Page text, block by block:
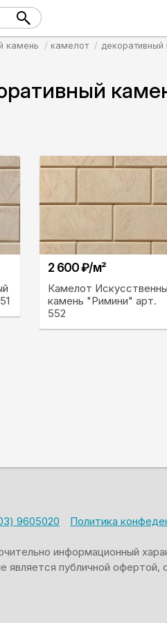
камень камелот декоративный
2 600 ₽/м²
Камелот
камень "Римини" арт.
552
9605020 Политика
информационный
является публичной